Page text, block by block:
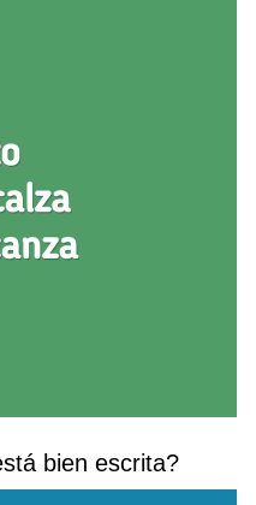
bien escrita?